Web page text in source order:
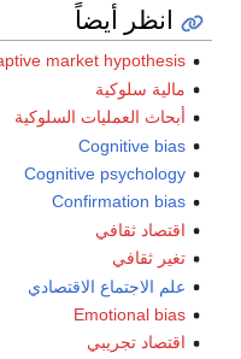
انظر أيضاً
market hypothesis
مالية سلوكية
أبحاث العمليات السلوكية
Cognitive bias
Cognitive psychology
Confirmation bias
اقتصاد ثقافي
تغير ثقافي
علم الاجتماع الاقتصادي
Emotional bias
اقتصاد تجريبي